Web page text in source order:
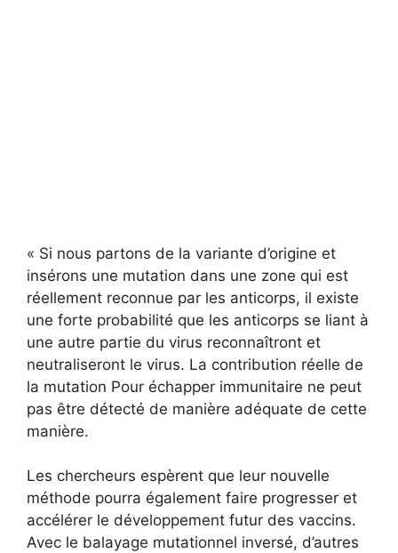
« Si nous partons de la variante d’origine et
insérons une mutation dans une zone qui est
réellement reconnue par les anticorps, il existe
une forte probabilité que les anticorps se liant à
une autre partie du virus reconnaîtront et
neutraliseront le virus. La contribution réelle de
la mutation Pour échapper immunitaire ne peut
pas être détecté de manière adéquate de cette
manière.
Les chercheurs espèrent que leur nouvelle
méthode pourra également faire progresser et
accélérer le développement futur des vaccins.
Avec le balayage mutationnel inversé, d’autres